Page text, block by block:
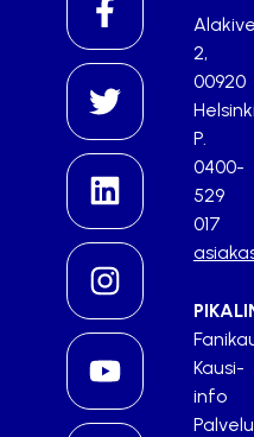
2,
00920
Helsinki
P.
0400-
529
017
Kausi-
info